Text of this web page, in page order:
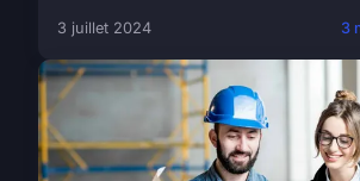
3 juillet 2024 3